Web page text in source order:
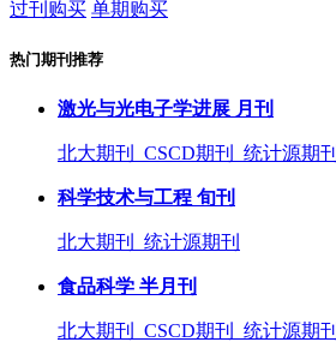
过刊购买 单期购买
热门期刊推荐
激光与光电子学进展 月刊
北大期刊 CSCD期刊 统计源期刊
科学技术与工程 旬刊
北大期刊 统计源期刊
食品科学 半月刊
北大期刊 CSCD期刊 统计源期刊